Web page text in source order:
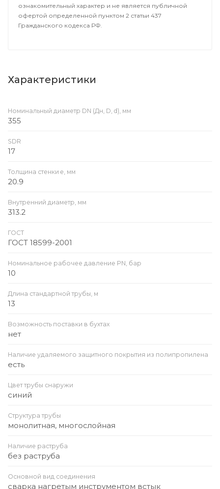
ознакомительный характер и не является публичной
офертой определенной пунктом 2 статьи 437
Гражданского кодекса РФ.
Характеристики
Номинальный диаметр DN (Дн, D, d), мм
355
SDR
17
Толщина стенки e, мм
20.9
Внутренний диаметр, мм
313.2
ГОСТ
ГОСТ 18599-2001
Номинальное рабочее давление PN, бар
10
Длина стандартной трубы, м
13
Возможность поставки в бухтах
нет
Наличие удаляемого защитного покрытия из полипропилена
есть
Цвет трубы снаружи
синий
Структура трубы
монолитная, многослойная
Наличие раструба
без раструба
Основной вид соединения
сварка нагретым инструментом встык